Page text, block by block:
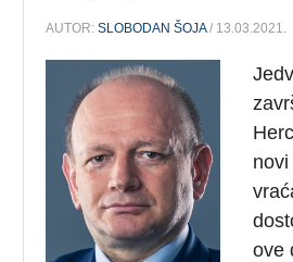
AUTOR:SLOBODAN ŠOJA/ 13.03.2021.
ove